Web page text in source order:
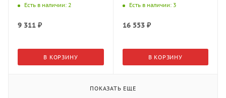
Есть в наличии: 2
9 311 ₽
В КОРЗИНУ
мм) матовый
Есть в наличии: 3
16 553₽
В КОРЗИНУ
ПОКАЗАТЬ ЕЩЕ